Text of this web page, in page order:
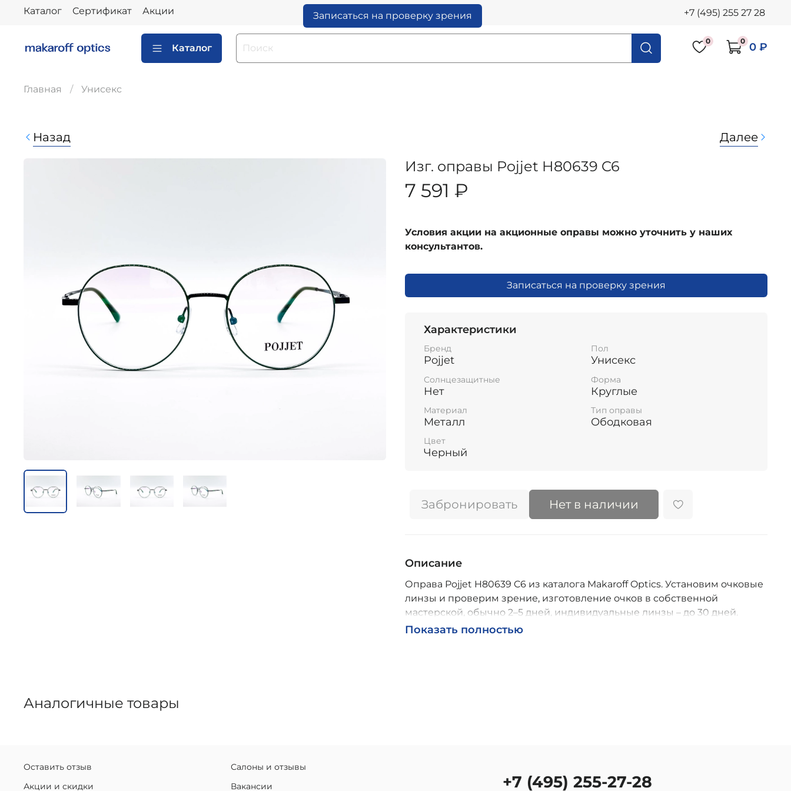
Каталог Сертификат Акции Записаться на проверку зрения +7 (495) 255 27 28
Каталог
0 0 0 ₽
Главная Унисекс
Назад Далее
Изг. оправы Pojjet H80639 C6
7 591 ₽
Условия акции на акционные оправы можно уточнить у наших
консультантов.
Записаться на проверку зрения
Характеристики
Бренд
Pojjet
Пол
Унисекс
Солнцезащитные
Нет
Форма
Круглые
Материал
Металл
Тип оправы
Ободковая
Цвет
Черный
Забронировать Нет в наличии
Описание
Оправа Pojjet H80639 C6 из каталога Makaroff Optics. Установим очковые
линзы и проверим зрение, изготовление очков в собственной
мастерской, обычно 2–5 дней, индивидуальные линзы – до 30 дней.
Возможна доставка по России.
Показать полностью
Аналогичные товары
Оставить отзыв
Акции и скидки
Салоны и отзывы
Вакансии
+7 (495) 255-27-28